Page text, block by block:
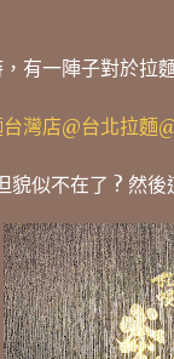
有一陣子對於拉
灣店@台北拉麵
貌似不在了 ? 然